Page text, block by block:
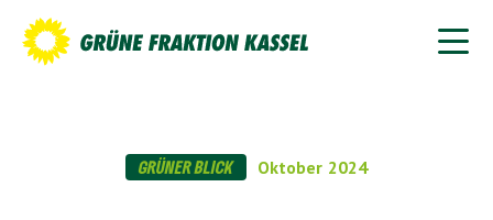
GRÜNER BLICK Oktober 2024